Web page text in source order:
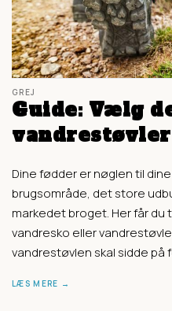
GREJ
Guide: Vælg
vandrestøvler
Dine fødder er nøglen til
brugsområde, det store
markedet broget. Her får
vandresko eller
vandrestøvlen skal sidde på
LÆS MERE